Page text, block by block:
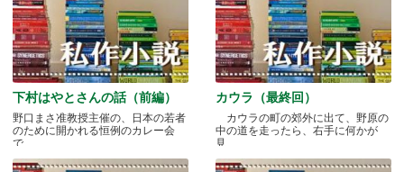
下村はやとさんの話（前編）
野口まさ准教授主催の、日本の若者
のために開かれる恒例のカレー会
で.....
カウラ（最終回）
カウラの町の郊外に出て、野原の
中の道を走ったら、右手に何かが
見.....